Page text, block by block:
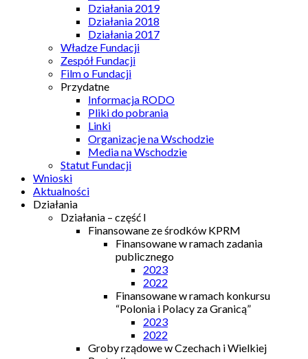
Działania 2019
Działania 2018
Działania 2017
Władze Fundacji
Zespół Fundacji
Film o Fundacji
Przydatne
Informacja RODO
Pliki do pobrania
Linki
Organizacje na Wschodzie
Media na Wschodzie
Statut Fundacji
Wnioski
Aktualności
Działania
Działania – część I
Finansowane ze środków KPRM
Finansowane w ramach zadania
publicznego
2023
2022
Finansowane w ramach konkursu
“Polonia i Polacy za Granicą”
2023
2022
Groby rządowe w Czechach i Wielkiej